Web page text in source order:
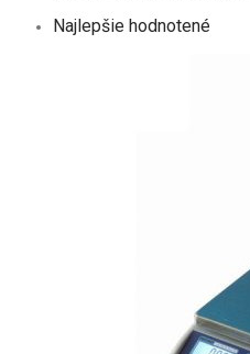
Najlepšie hodnotené